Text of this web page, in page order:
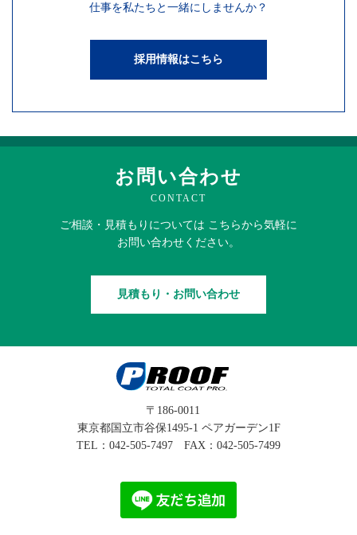
仕事を私たちと一緒にしませんか？
採用情報はこちら
お問い合わせ
CONTACT
ご相談・見積もりについては こちらから気軽に
お問い合わせください。
見積もり・お問い合わせ
〒186-0011
東京都国立市谷保1495-1 ペアガーデン1F
TEL： 042-505-7497 FAX：042-505-7499